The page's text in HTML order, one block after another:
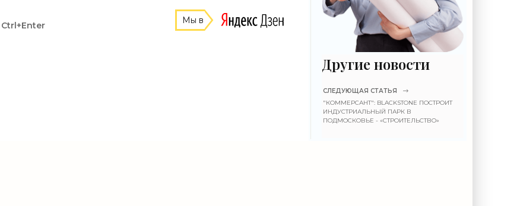
Ctrl+Enter Мы в
Другие новости
СЛЕДУЮЩАЯ СТАТЬЯ
"КОММЕРСАНТ": BLACKSTONE ПОСТРОИТ
ИНДУСТРИАЛЬНЫЙ ПАРК В
ПОДМОСКОВЬЕ - «СТРОИТЕЛЬСТВО»